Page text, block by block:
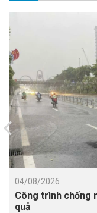
04/08/2026
Công trình chống
quả